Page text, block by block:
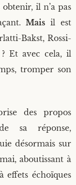
il n’a pas
Mais il est
Bakst, Ros­si­
Et avec cela, il
trom­per son
des pro­pos
sa réponse,
désor­mais sur
abou­tis­sant à
effets échoïques